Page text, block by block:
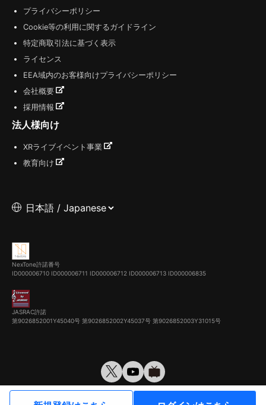
プライバシーポリシー
Cookie等の利用に関するガイドライン
特定商取引法に基づく表示
ライセンス
EEA域内のお客様向けプライバシーポリシー
会社概要
採用情報
法人様向け
XRライブイベント事業
教育向け
NexTone許諾番号
ID000006710 ID000006711 ID000006712 ID000006713 ID000006835
JASRAC許諾
第9026852001Y45040号 第9026852002Y45037号 第9026852003Y31015号
© VirtualCast, Inc. All rights reserved.